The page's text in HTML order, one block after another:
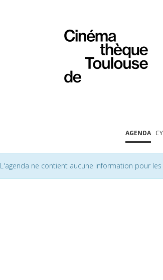
AGENDA
L'agenda ne contient aucune information pour